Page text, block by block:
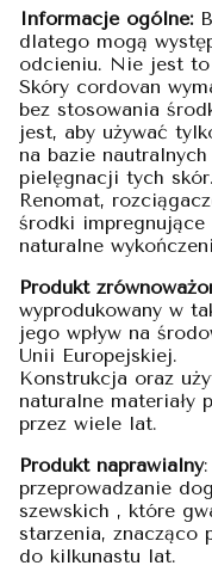
Informacje ogólne:
dlatego mogą
odcieniu. Nie jest to
Skóry cordovan
bez stosowania
jest, aby używać
na bazie
pielęgnacji tych
Renomat,
środki
naturalne
Produkt
wyprodukowany w
jego wpływ na
Unii Europejskiej.
Konstrukcja oraz
naturalne materiały
przez wiele lat.
Produkt naprawialny
przeprowadzanie
szewskich , które
starzenia, znacząco
do kilkunastu lat.